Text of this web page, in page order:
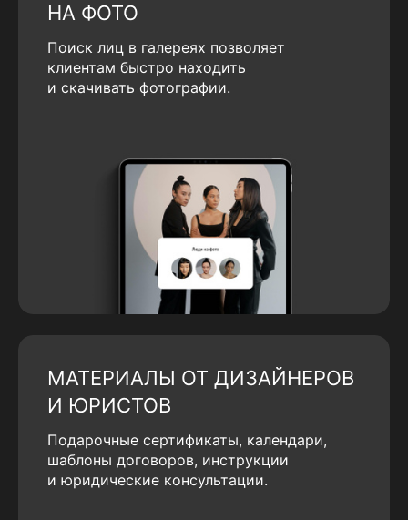
НА ФОТО
Поиск лиц в галереях позволяет
клиентам быстро находить
и скачивать фотографии.
МАТЕРИАЛЫ ОТ ДИЗАЙНЕРОВ
И ЮРИСТОВ
Подарочные сертификаты, календари,
шаблоны договоров, инструкции
и юридические консультации.